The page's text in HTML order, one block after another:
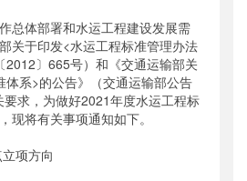
报
厅函
体部署和水运工程建设发展需
关于印发<水运工程标准管理办法
2012〕665号）和《交通运输部关
体系>的公告》（交通运输部公告
求，为做好2021年度水运工程标
现将有关事项通知如下。
项方向